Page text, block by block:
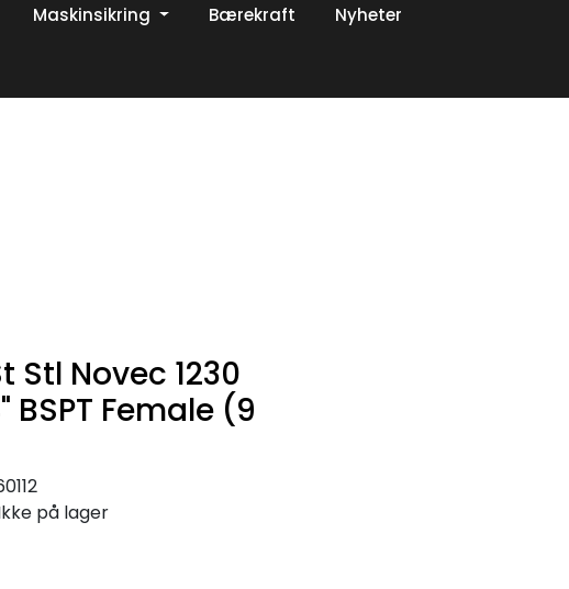
Maskinsikring Bærekraft Nyheter
Stl Novec 1230
BSPT Female (9
på lager